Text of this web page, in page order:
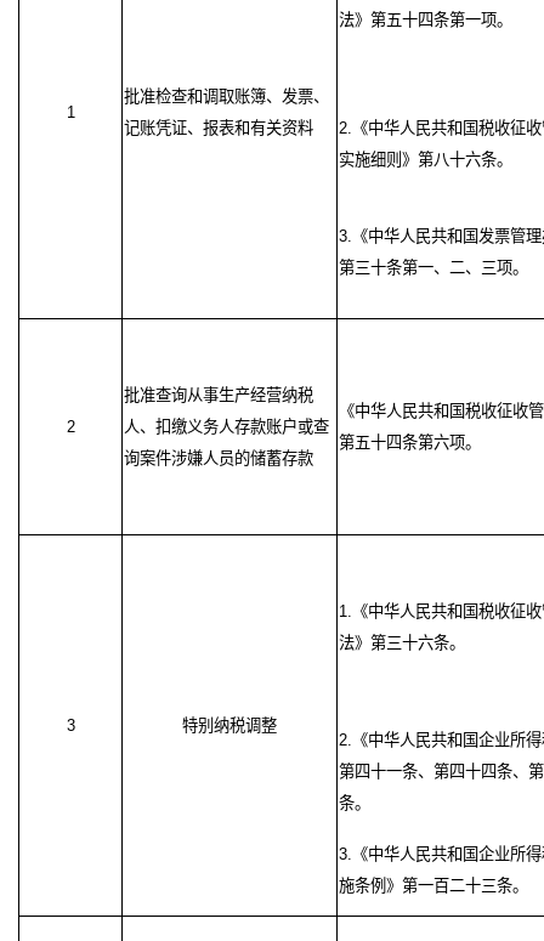
1
批准检查和调取账簿、发票、
记账凭证、报表和有关资料
法》第五十四条第一项。
2.《中华人民共和国税收征
实施细则》第八十六条。
3.《中华人民共和国发票管
第三十条第一、二、三项。
2
批准查询从事生产经营纳税
人、扣缴义务人存款账户或查
询案件涉嫌人员的储蓄存款
《中华人民共和国税收征收
第五十四条第六项。
3 特别纳税调整
1.《中华人民共和国税收征
法》第三十六条。
2.《中华人民共和国企业所
第四十一条、第四十四条、
条。
3.《中华人民共和国企业所
施条例》第一百二十三条。